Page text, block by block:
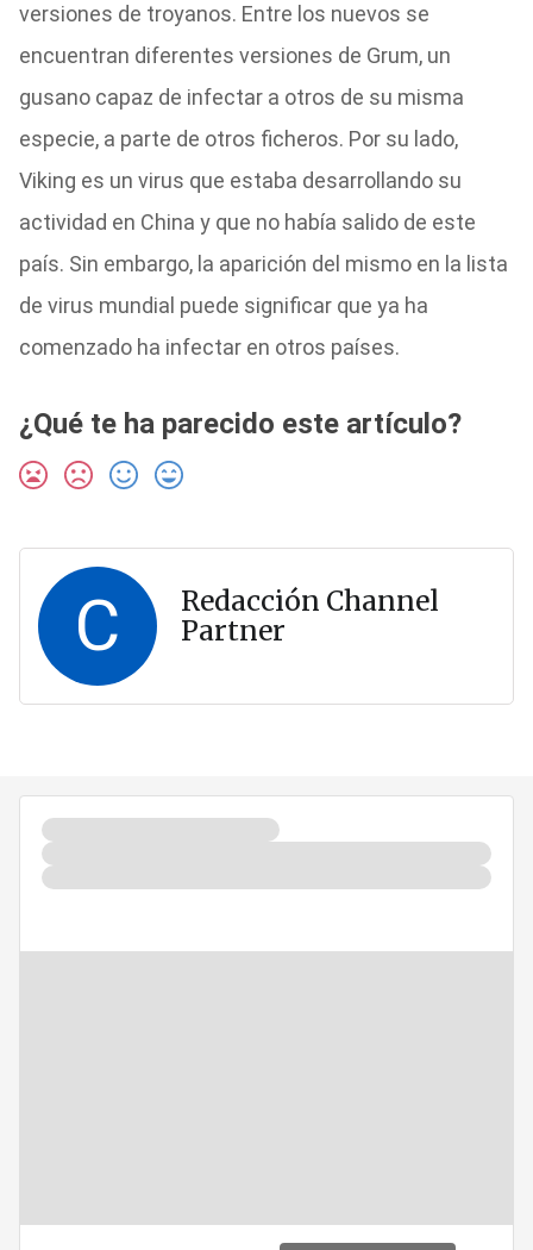
versiones de troyanos. Entre los nuevos se
encuentran diferentes versiones de Grum, un
gusano capaz de infectar a otros de su misma
especie, a parte de otros ficheros. Por su lado,
Viking es un virus que estaba desarrollando su
actividad en China y que no había salido de este
país. Sin embargo, la aparición del mismo en la lista
de virus mundial puede significar que ya ha
comenzado ha infectar en otros países.
¿Qué te ha parecido este artículo?
C
Redacción Channel
Partner